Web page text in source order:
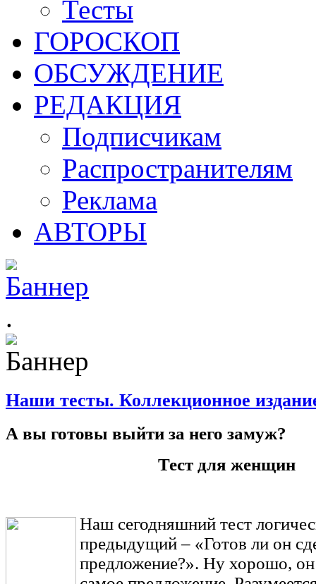
Тесты
ГОРОСКОП
ОБСУЖДЕНИЕ
РЕДАКЦИЯ
Подписчикам
Распространителям
Реклама
АВТОРЫ
.
Наши тесты. Коллекционное
А вы готовы выйти за него замуж?
Тест для женщин
Наш сегодняшний тест
предыдущий – «Готов ли он
предложение?». Ну хорошо, он